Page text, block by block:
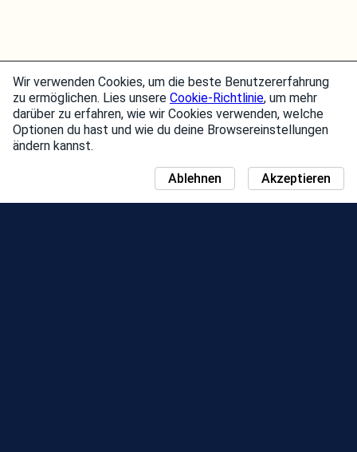
Wir verwenden Cookies, um die beste Benutzererfahrung
zu ermöglichen. Lies unsere Cookie-Richtlinie, um mehr
darüber zu erfahren, wie wir Cookies verwenden, welche
Optionen du hast und wie du deine Browsereinstellungen
ändern kannst.
Akzeptieren
Ablehnen